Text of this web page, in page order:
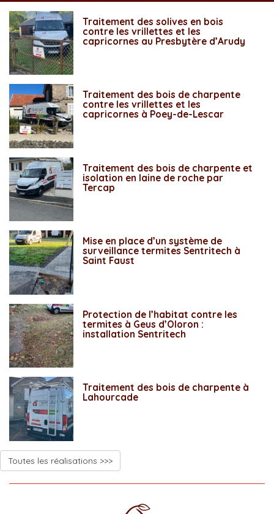
Traitement des solives en bois
contre les vrillettes et les
capricornes au Presbytère d’Arudy
Traitement des bois de charpente
contre les vrillettes et les
capricornes à Poey-de-Lescar
Traitement des bois de charpente et
isolation en laine de roche par
Tercap
Mise en place d’un système de
surveillance termites Sentritech à
Saint Faust
Protection de l’habitat contre les
termites à Geus d’Oloron :
installation Sentritech
Traitement des bois de charpente à
Lahourcade
Toutes les réalisations >>>